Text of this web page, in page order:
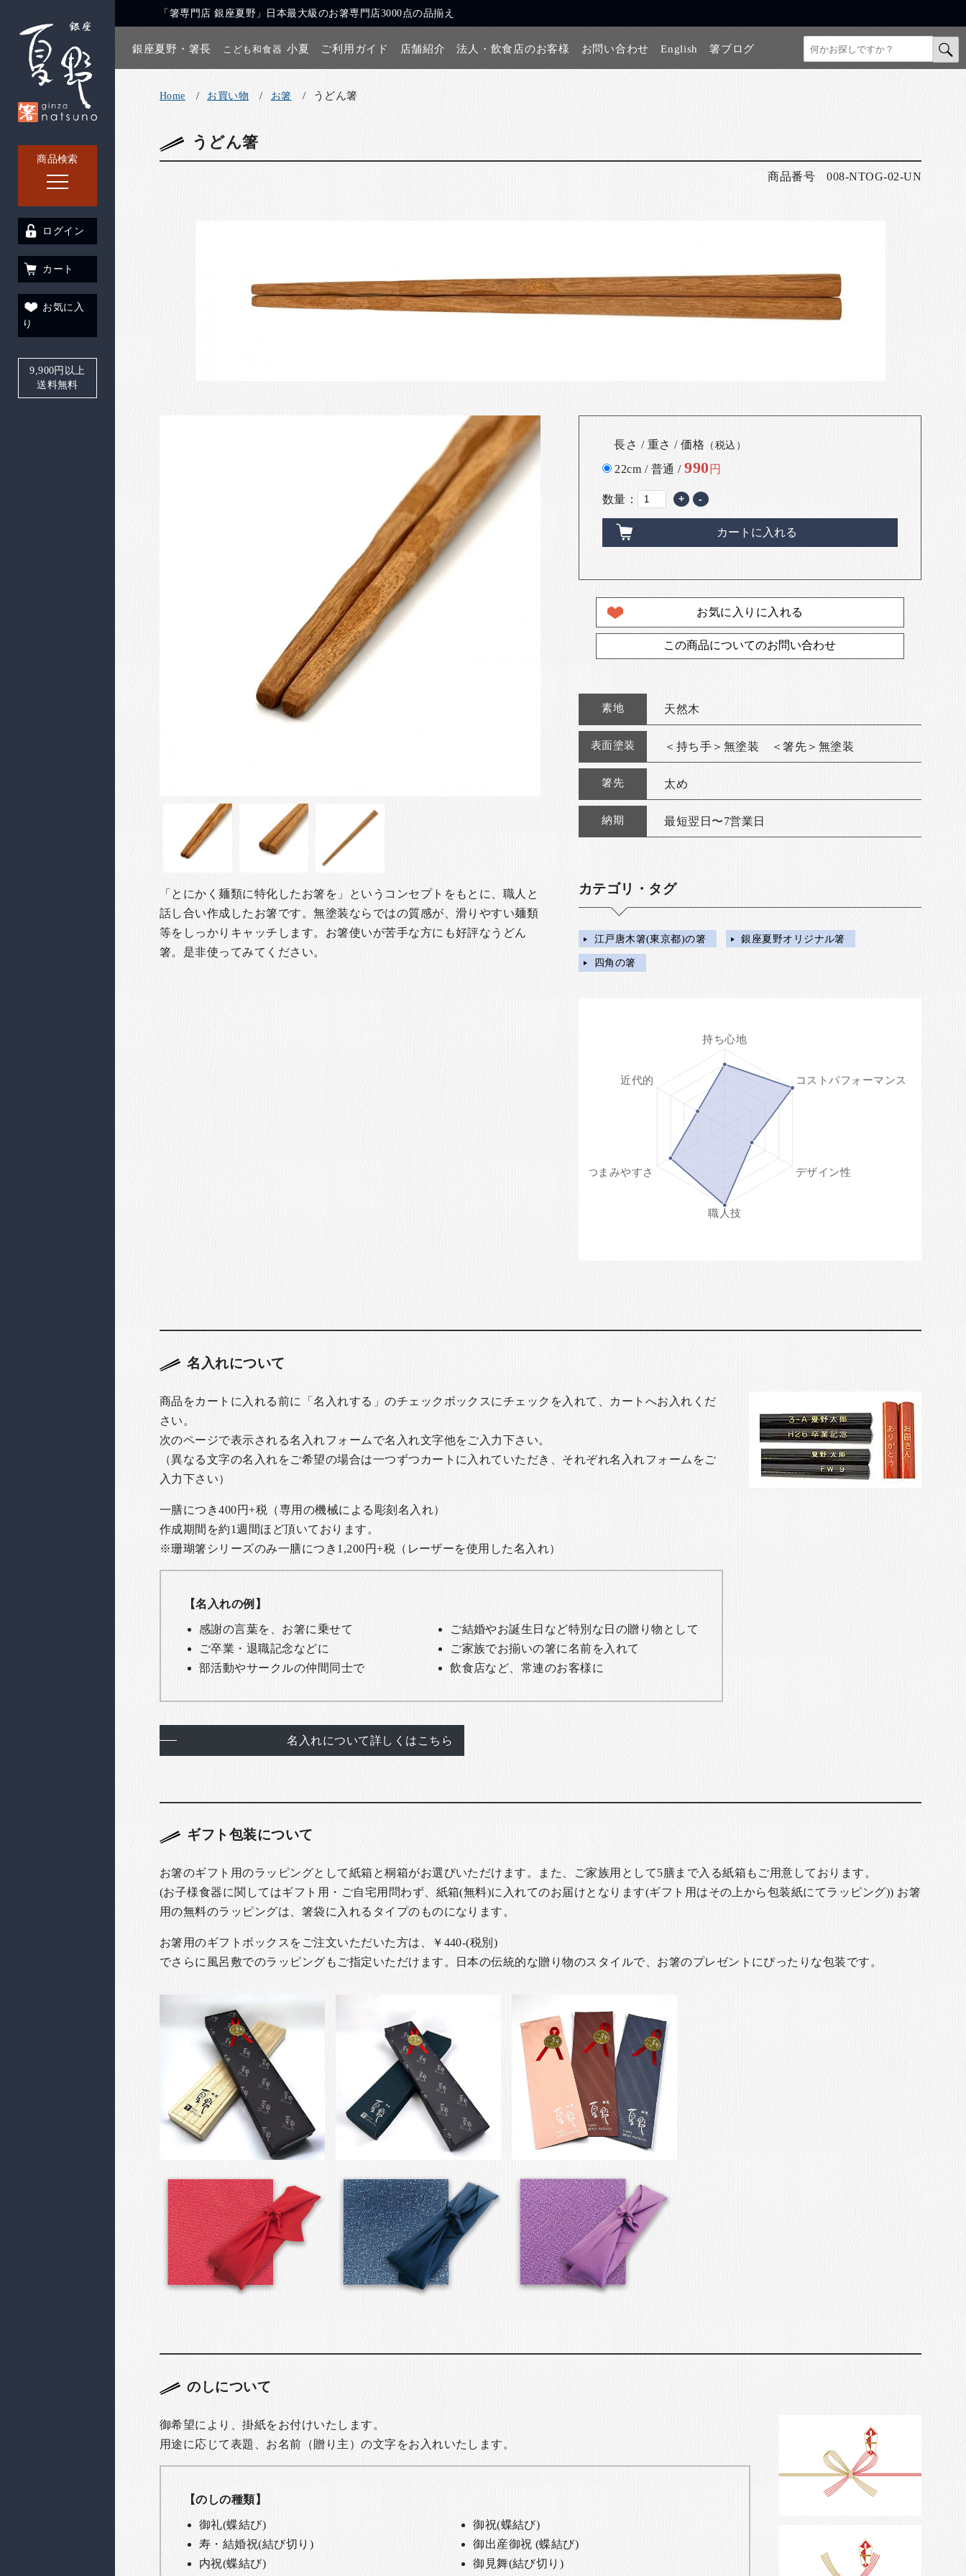
商品検索
「箸専門店 銀座夏野」日本最大級のお箸専門店3000点の品揃え
銀座夏野・箸長 こども和食器 小夏 ご利用ガイド 店舗紹介 法人・飲食店のお客様 お問い合わせ English 箸ブログ
ログイン
カート
お気に入
り
9,900円以上
送料無料
Home お買い物 お箸 うどん箸
うどん箸
商品番号 008-NTOG-02-UN
「とにかく麺類に特化したお箸を」というコンセプトをもとに、職人と
話し合い作成したお箸です。無塗装ならではの質感が、滑りやすい麺類
等をしっかりキャッチします。お箸使いが苦手な方にも好評なうどん
箸。是非使ってみてください。
長さ / 重さ / 価格 （税込）
22cm / 普通 /990 円
数量： + -
カートに入れる
お気に入りに入れる
この商品についてのお問い合わせ
素地 天然木
表面塗装 ＜持ち手＞無塗装 ＜箸先＞無塗装
箸先 太め
納期 最短翌日〜7営業日
カテゴリ・タグ
江戸唐木箸(東京都)の箸 銀座夏野オリジナル箸
四角の箸
名入れについて
商品をカートに入れる前に「名入れする」のチェックボックスにチェックを入れて、カートへお入れくだ
さい。
次のページで表示される名入れフォームで名入れ文字他をご入力下さい。
（異なる文字の名入れをご希望の場合は一つずつカートに入れていただき、それぞれ名入れフォームをご
入力下さい）
一膳につき400円+税（専用の機械による彫刻名入れ）
作成期間を約1週間ほど頂いております。
※珊瑚箸シリーズのみ一膳につき1,200円+税 （レーザーを使用した名入れ）
【名入れの例】
感謝の言葉を、お箸に乗せて
ご結婚やお誕生日など特別な日の贈り物として
ご卒業・退職記念などに
ご家族でお揃いの箸に名前を入れて
部活動やサークルの仲間同士で
飲食店など、常連のお客様に
名入れについて詳しくはこちら
ギフト包装について
お箸のギフト用のラッピングとして紙箱と桐箱がお選びいただけます。また、ご家族用として5膳まで入る紙箱もご用意しております。
(お子様食器に関してはギフト用・ご自宅用問わず、紙箱(無料)に入れてのお届けとなります(ギフト用はその上から包装紙にてラッピング)) お箸
用の無料のラッピングは、箸袋に入れるタイプのものになります。
お箸用のギフトボックスをご注文いただいた方は、￥440-(税別)
でさらに風呂敷でのラッピングもご指定いただけます。日本の伝統的な贈り物のスタイルで、お箸のプレゼントにぴったりな包装です。
のしについて
御希望により、掛紙をお付けいたします。
用途に応じて表題、お名前（贈り主）の文字をお入れいたします。
【のしの種類】
御礼(蝶結び)
御祝(蝶結び)
寿・結婚祝(結び切り)
御出産御祝 (蝶結び)
内祝(蝶結び)
御見舞(結び切り)